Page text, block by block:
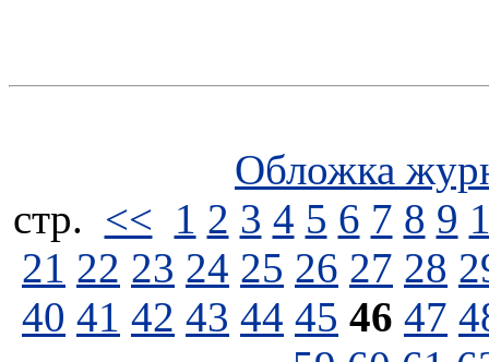
Обложка
стp. << 1 2 3 4 5 6 7 8 9
21 22 23 24 25 26 27 28
40 41 42 43 44 45 46 47